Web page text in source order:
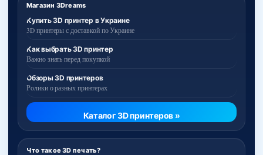
Магазин 3Dreams
Купить 3D принтер в Украине
3D принтеры с доставкой по Украине
Как выбрать 3D принтер
Важно знать перед покупкой
Обзоры 3D принтеров
Ролики о разных принтерах
Каталог 3D принтеров »
Что такое 3D печать?